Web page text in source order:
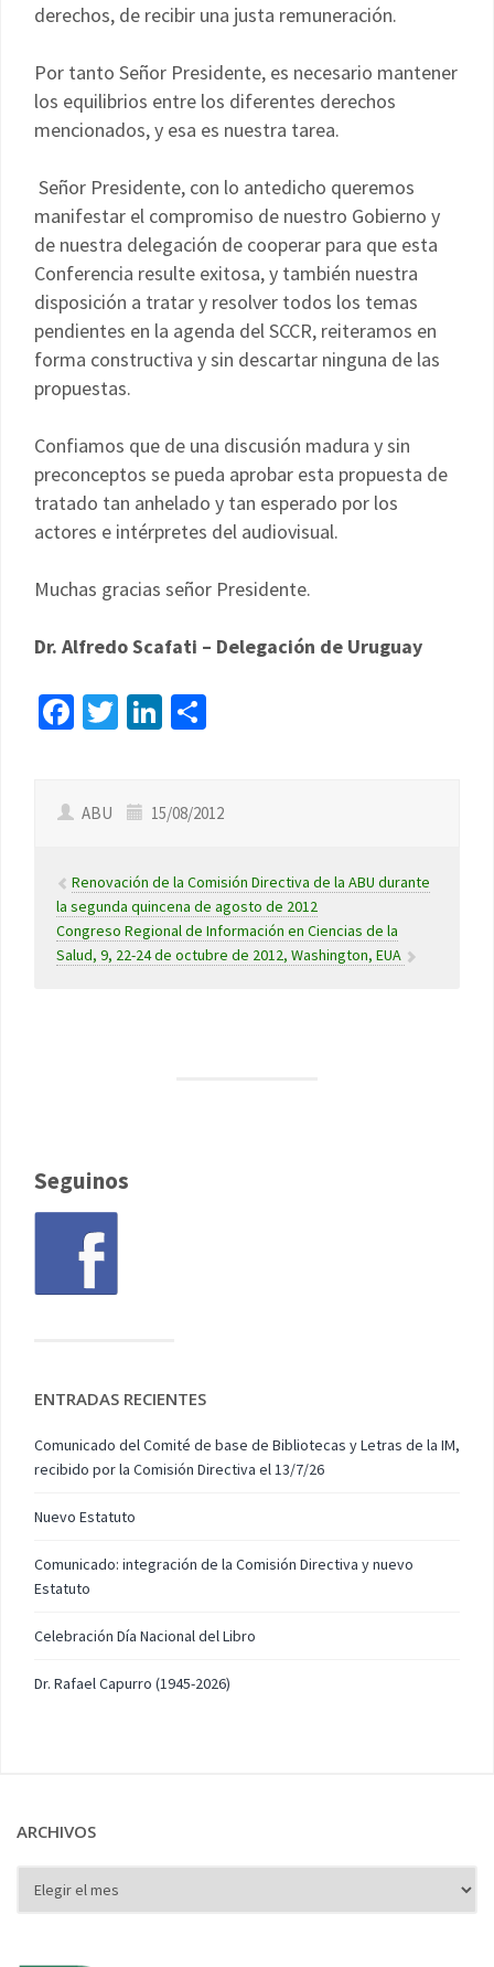
derechos, de recibir una justa remuneración.
Por tanto Señor Presidente, es necesario mantener
los equilibrios entre los diferentes derechos
mencionados, y esa es nuestra tarea.
Señor Presidente, con lo antedicho queremos
manifestar el compromiso de nuestro Gobierno y
de nuestra delegación de cooperar para que esta
Conferencia resulte exitosa, y también nuestra
disposición a tratar y resolver todos los temas
pendientes en la agenda del SCCR, reiteramos en
forma constructiva y sin descartar ninguna de las
propuestas.
Confiamos que de una discusión madura y sin
preconceptos se pueda aprobar esta propuesta de
tratado tan anhelado y tan esperado por los
actores e intérpretes del audiovisual.
Muchas gracias señor Presidente.
Dr. Alfredo Scafati – Delegación de Uruguay
Facebook
TwitterLinkedIn
ABU 15/08/2012
Renovación de la Comisión Directiva de la ABU durante
la segunda quincena de agosto de 2012
Congreso Regional de Información en Ciencias de la
Salud, 9, 22-24 de octubre de 2012, Washington, EUA
Seguinos
ENTRADAS RECIENTES
Comunicado del Comité de base de Bibliotecas y Letras de la IM,
recibido por la Comisión Directiva el 13/7/26
Nuevo Estatuto
Comunicado: integración de la Comisión Directiva y nuevo
Estatuto
Celebración Día Nacional del Libro
Dr. Rafael Capurro (1945-2026)
ARCHIVOS